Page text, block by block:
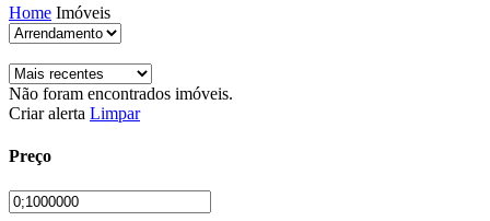
Home Imóveis
Não foram encontrados imóveis.
Criar alerta Limpar
Preço